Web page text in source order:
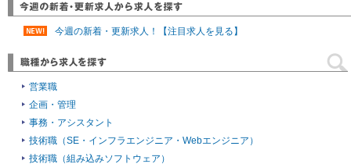
今週の新着・更新求人！【注目求人を見る】
営業職
企画・管理
事務・アシスタント
技術職（SE・インフラエンジニア・Webエンジニア）
技術職（組み込みソフトウェア）